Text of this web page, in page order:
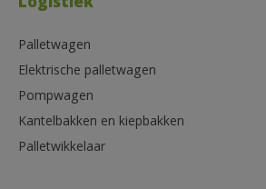
Palletwagen
Elektrische palletwagen
Pompwagen
Kantelbakken en kiepbakken
Palletwikkelaar